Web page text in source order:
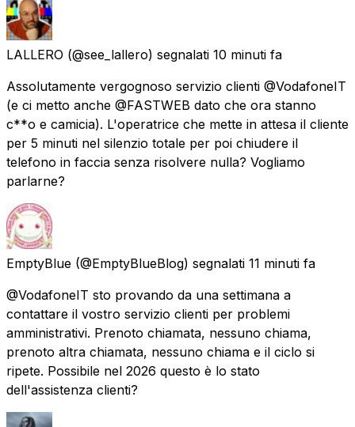
LALLERO (@see_lallero) segnalati 10 minuti fa
Assolutamente vergognoso servizio clienti @VodafoneIT
(e ci metto anche @FASTWEB dato che ora stanno
c**o e camicia). L'operatrice che mette in attesa il cliente
per 5 minuti nel silenzio totale per poi chiudere il
telefono in faccia senza risolvere nulla? Vogliamo
parlarne?
EmptyBlue (@EmptyBlueBlog) segnalati 11 minuti fa
@VodafoneIT sto provando da una settimana a
contattare il vostro servizio clienti per problemi
amministrativi. Prenoto chiamata, nessuno chiama,
prenoto altra chiamata, nessuno chiama e il ciclo si
ripete. Possibile nel 2026 questo è lo stato
dell'assistenza clienti?